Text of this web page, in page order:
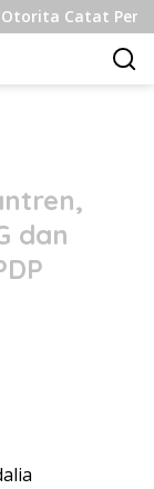
Catat
dan